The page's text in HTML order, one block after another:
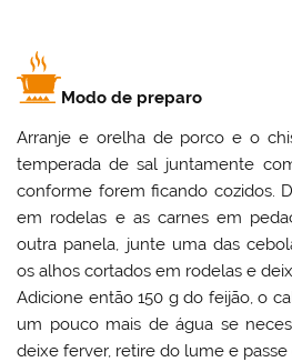
Modo de preparo
Arranje e orelha de porco e o
temperada de sal juntamente
conforme forem ficando cozidos.
em rodelas e as carnes em
outra panela, junte uma das
os alhos cortados em rodelas e
Adicione então 150 g do feijão, o
um pouco mais de água se
deixe ferver, retire do lume e passe